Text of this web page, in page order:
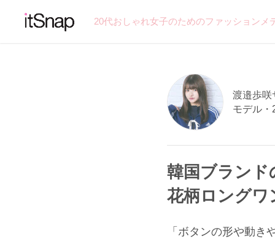
20代おしゃれ女子のためのファッション
渡邉歩咲
モデル・
韓国ブラン
花柄ロング
「ボタンの形や動き